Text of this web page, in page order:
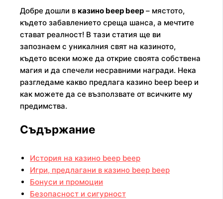
Добре дошли вказино beep beep – мястото,
където забавлението среща шанса, а мечтите
стават реалност! В тази статия ще ви
запознаем с уникалния свят на казиното,
където всеки може да открие своята собствена
магия и да спечели несравними награди. Нека
разгледаме какво предлага казино beep beep и
как можете да се възползвате от всичките му
предимства.
Съдържание
История на казино beep beep
Игри, предлагани в казино beep beep
Бонуси и промоции
Безопасност и сигурност